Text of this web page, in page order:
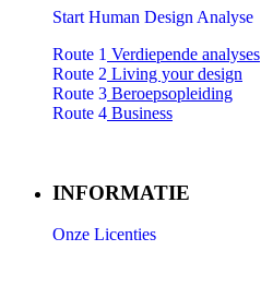
Start Human Design Analyse
Route 1 Verdiepende analyses
Route 2 Living your design
Route 3 Beroepsopleiding
Route 4 Business
INFORMATIE
Onze Licenties